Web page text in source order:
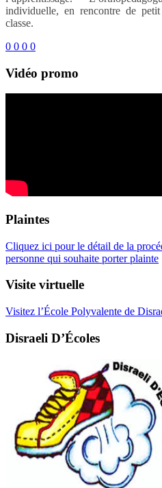
individuelle, en rencontre de
classe.
0 0 0 0
Vidéo promo
Plaintes
Cliquez ici pour le détail de la
personne qui souhaite porter plainte
Visite virtuelle
Visitez l’École Polyvalente de
Disraeli D’Écoles